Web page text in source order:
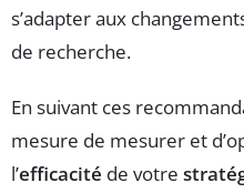
s’adapter aux
de recherche.
En suivant ces
mesure de mesurer et
l’efficacité de votre